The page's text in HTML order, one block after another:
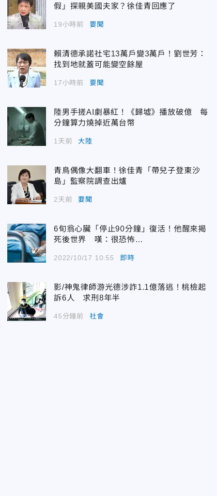
假」探親美國夫家？徐佳青回應了
19小時前 要聞
賴清德承諾社宅13萬戶變3萬戶！劉世芳：
找到地就蓋可能變空餘屋
17小時前 要聞
陸男手搓AI劇暴紅！《歸墟》播放破億 每
分鐘算力燒掉近萬台幣
1天前 大陸
青鳥偶像大翻車！徐佳青「帶兒子登東沙
島」監察院調查出爐
2天前 要聞
6旬翁心臟「停止90分鐘」復活！他醒來揭
死後世界 嘆：很恐怖…
2022/10/17 10:55 即時
影/神鬼律師游光德涉詐1.1億落逃！桃檢起
訴6人 求刑8年半
45分鐘前 社會